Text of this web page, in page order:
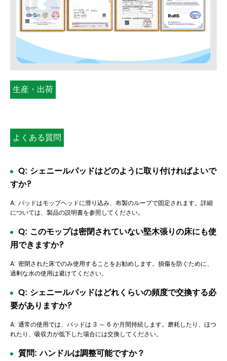
生産・出荷
よくある質問
Q: シェニールパッドはどのように取り付ければよいで
すか?
A: パッドはモップヘッドに滑り込み、布製のループで固定されます。詳細
については、製品の説明書を参照してください。
Q: このモップは密閉されていない堅木張りの床にも使
用できますか?
A: 密閉された床でのみ使用することをお勧めします。損傷を防ぐために、
過剰な水の使用は避けてください。
Q: シェニールパッドはどれくらいの頻度で交換する必
要がありますか?
A: 通常の使用では、パッドは 3 ～ 6 か月間持続します。磨耗したり、ほつ
れたり、吸収力が低下した場合には交換してください。
質問: ハンドルは調整可能ですか？